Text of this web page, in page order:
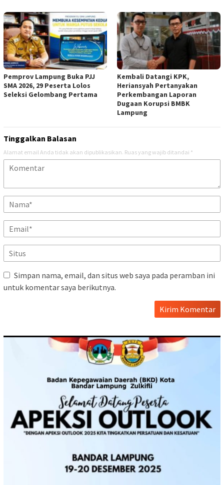
Pemprov Lampung Buka PJJ
SMA 2026, 29 Peserta Lolos
Seleksi Gelombang Pertama
Kembali Datangi KPK,
Heriansyah Pertanyakan
Perkembangan Laporan
Dugaan Korupsi BMBK
Lampung
Tinggalkan Balasan
Alamat email Anda tidak akan dipublikasikan. Ruas yang wajib ditandai *
Simpan nama, email, dan situs web saya pada peramban ini
untuk komentar saya berikutnya.